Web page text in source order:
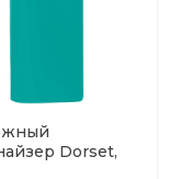
Dorset,